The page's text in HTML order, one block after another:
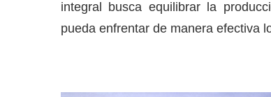
integral busca equilibrar la
pueda enfrentar de manera efectiva